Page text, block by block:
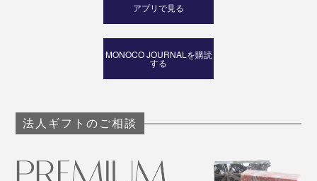
アプリで見る
MONOCO JOURNALを購読
する
法人ギフトのご相談